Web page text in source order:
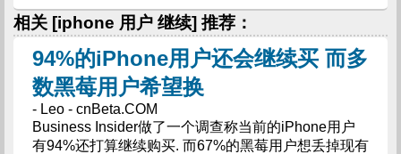
相关 [iphone 用户 继续] 推荐：
94%的iPhone用户还会继续买 而多
数黑莓用户希望换
- Leo - cnBeta.COM
Business Insider做了一个调查称当前的iPhone用户
有94%还打算继续购买. 而67%的黑莓用户想丢掉现有